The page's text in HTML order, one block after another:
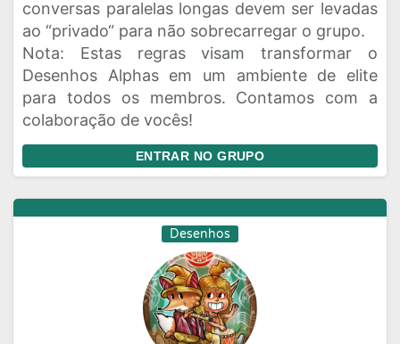
conversas paralelas longas devem ser levadas
ao “privado“ para não sobrecarregar o grupo.
​Nota: Estas regras visam transformar o
Desenhos Alphas em um ambiente de elite
para todos os membros. Contamos com a
colaboração de vocês!
ENTRAR NO GRUPO
Desenhos